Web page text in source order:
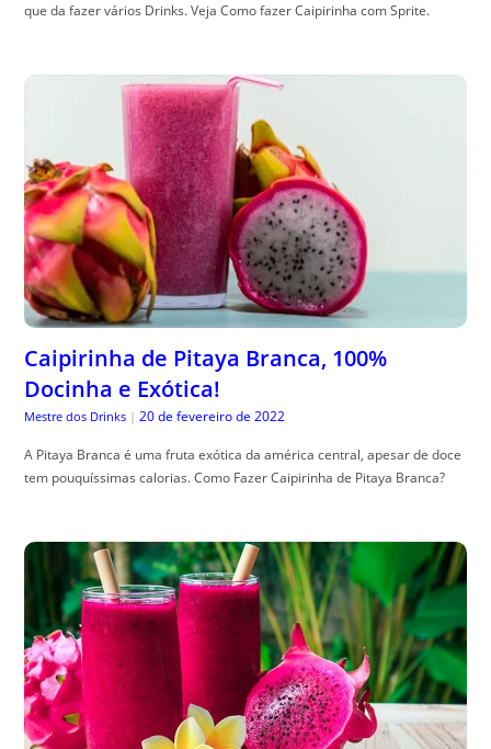
que da fazer vários Drinks. Veja Como fazer Caipirinha com Sprite.
Caipirinha de Pitaya Branca, 100%
Docinha e Exótica!
Mestre dos Drinks | 20 de fevereiro de 2022
A Pitaya Branca é uma fruta exótica da américa central, apesar de doce
tem pouquíssimas calorias. Como Fazer Caipirinha de Pitaya Branca?